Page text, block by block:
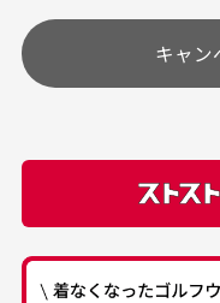
高価なブルゾンがお
購入できました。状
最高でした。
土.日.祝日は定休
その他の休日に
頂きます。
カートの有効
は自動的にカー
付属品について
付属品の記載につ
ある場合もござい
キャン